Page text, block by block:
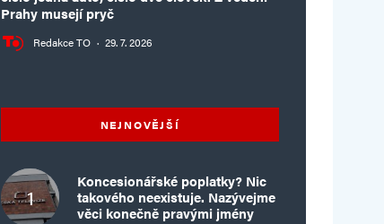
Prahy musejí pryč
Redakce TO · 29. 7. 2026
NEJNOVĚJŠÍ
Koncesionářské poplatky? Nic
takového neexistuje. Nazývejme
věci konečně pravými jmény